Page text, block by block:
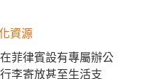
資源
菲律賓設有專屬辦公
李寄放甚至生活支